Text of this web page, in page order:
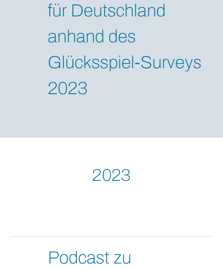
für Deutschland
anhand des
Glücksspiel-Surveys
2023
2023
Podcast zu